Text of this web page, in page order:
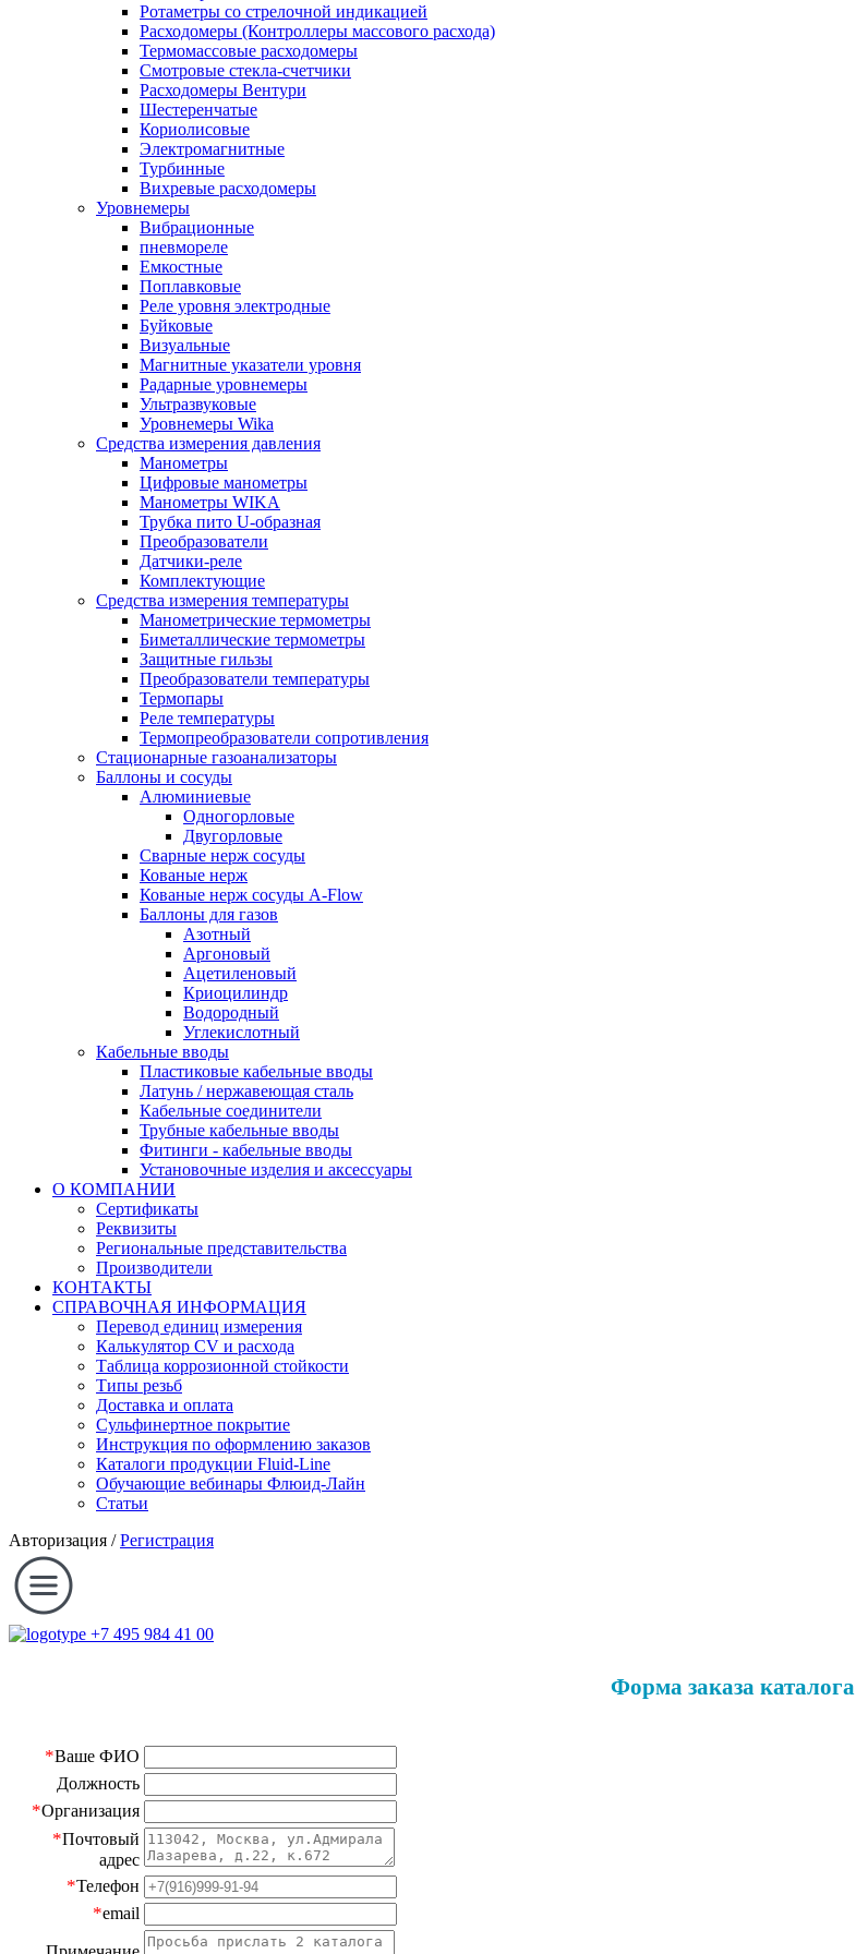
Ротаметры со стрелочной индикацией
Расходомеры (Контроллеры массового расхода)
Термомассовые расходомеры
Смотровые стекла-счетчики
Расходомеры Вентури
Шестеренчатые
Кориолисовые
Электромагнитные
Турбинные
Вихревые расходомеры
Уровнемеры
Вибрационные
пневмореле
Емкостные
Поплавковые
Реле уровня электродные
Буйковые
Визуальные
Магнитные указатели уровня
Радарные уровнемеры
Ультразвуковые
Уровнемеры Wika
Средства измерения давления
Манометры
Цифровые манометры
Манометры WIKA
Трубка пито U-образная
Преобразователи
Датчики-реле
Комплектующие
Средства измерения температуры
Манометрические термометры
Биметаллические термометры
Защитные гильзы
Преобразователи температуры
Термопары
Реле температуры
Термопреобразователи сопротивления
Стационарные газоанализаторы
Баллоны и сосуды
Алюминиевые
Одногорловые
Двугорловые
Сварные нерж сосуды
Кованые нерж
Кованые нерж сосуды A-Flow
Баллоны для газов
Азотный
Аргоновый
Ацетиленовый
Криоцилиндр
Водородный
Углекислотный
Кабельные вводы
Пластиковые кабельные вводы
Латунь / нержавеющая сталь
Кабельные соединители
Трубные кабельные вводы
Фитинги - кабельные вводы
Установочные изделия и аксессуары
О КОМПАНИИ
Сертификаты
Реквизиты
Региональные представительства
Производители
КОНТАКТЫ
СПРАВОЧНАЯ ИНФОРМАЦИЯ
Перевод единиц измерения
Калькулятор CV и расхода
Таблица коррозионной стойкости
Типы резьб
Доставка и оплата
Сульфинертное покрытие
Инструкция по оформлению заказов
Каталоги продукции Fluid-Line
Обучающие вебинары Флюид-Лайн
Статьи
Авторизация /Регистрация
+7 495 984 41 00
Форма заказа каталога
*Ваше ФИО
Должность
*Организация
*Почтовый
адрес
*Телефон
*email